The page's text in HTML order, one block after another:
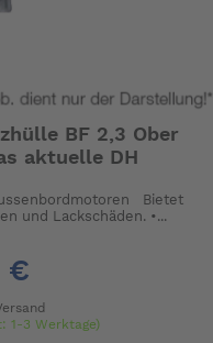
BF 2,3 Ober
aktuelle DH
Bietet
und Lackschäden. •...
€
1-3 Werktage)